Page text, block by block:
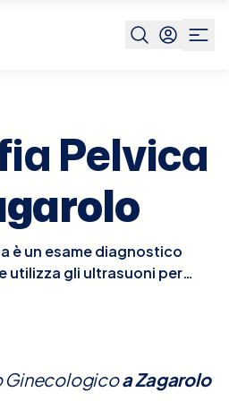
Zagarolo
Pelvica
è un esame diagnostico
utilizza gli ultrasuoni per
inclusi l'utero, le ovaie e
anomalie. Per le
GinecologicoaZagarolo